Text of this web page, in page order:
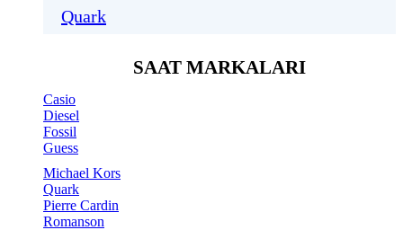
Quark
SAAT MARKALARI
Casio
Diesel
Fossil
Guess
Michael Kors
Quark
Pierre Cardin
Romanson